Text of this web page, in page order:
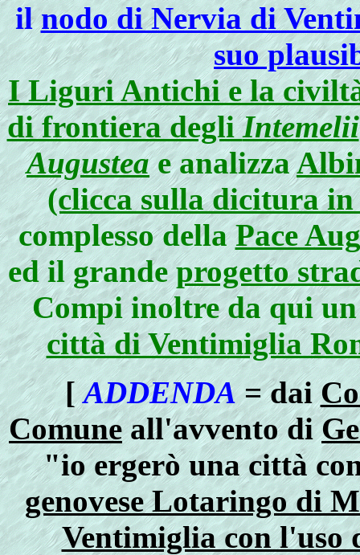
ilnodo di Nervia di
suo
I Liguri Antichi e la
di frontiera degliIntemelii
Augusteae analizza
(clicca sulla dicitura in
complesso dellaPace
ed il grandeprogetto
Compi inoltre da qui
città di Ventimiglia
[ADDENDA = dai
Comuneall'avvento di
"io ergerò una città
genovese Lotaringo di
Ventimiglia con l'uso